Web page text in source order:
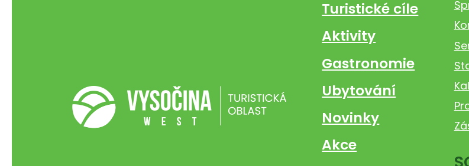
Turistické cíle
Aktivity
Gastronomie
Ubytování
Novinky
Akce